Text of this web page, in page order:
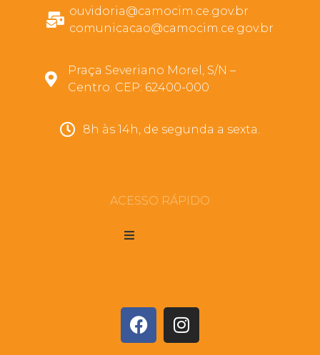
ouvidoria@camocim.ce.gov.br
comunicacao@camocim.ce.gov.br
Praça Severiano Morel, S/N –
Centro. CEP: 62400-000
8h às 14h, de segunda a sexta.
ACESSO RÁPIDO